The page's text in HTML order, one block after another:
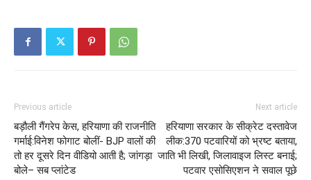
Previous article
बड़ौली गैंगरेप केस, हरियाणा की राजनीति
गर्माई:विनेश फोगाट बोलीं- BJP वालों की
तो हर दूसरे दिन वीडियो आती है; जांगड़ा
बोले– सब प्लांटेड
Next article
हरियाणा सरकार के सीक्रेट दस्तावेज
लीक:370 पटवारियों को भ्रष्ट बताया,
जाति भी लिखी, जिलावाइज लिस्ट बनाई;
पटवार एसोसिएशन ने सवाल पूछे